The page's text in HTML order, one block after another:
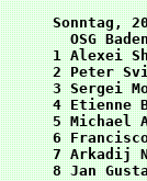
Sonntag,
OSG
1 Alexei
2 Peter
3 Sergei
4
5
6
7 Arkadij
8 Jan